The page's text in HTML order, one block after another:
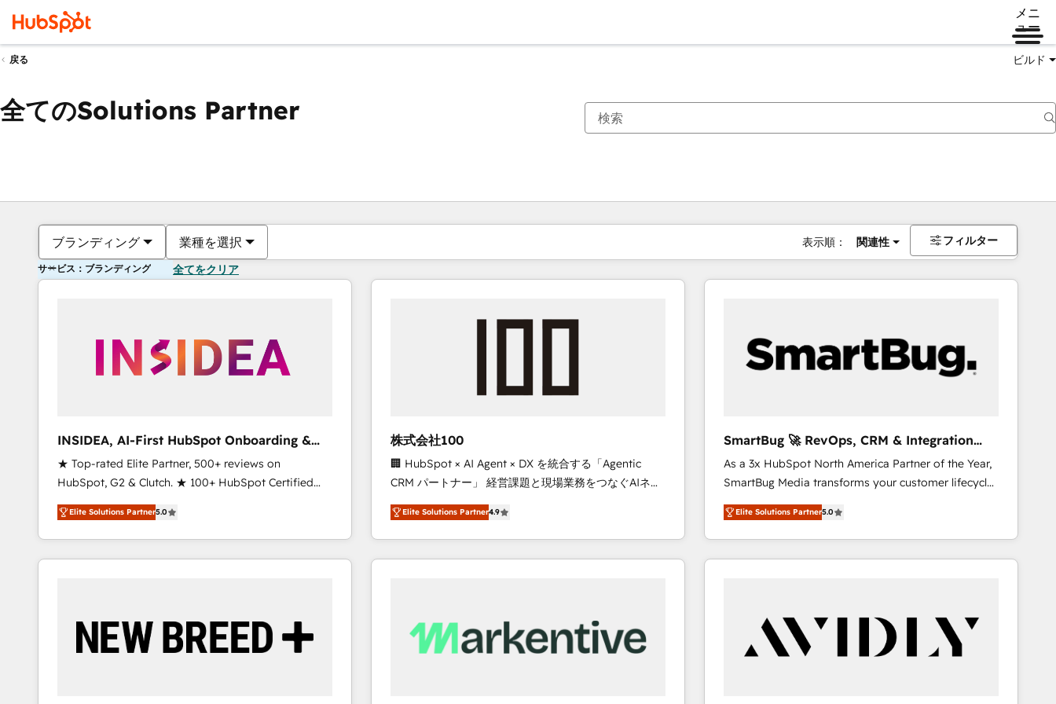
メニ
ュー
戻る ビルド
全てのSolutions Partner
ブランディング 業種を選択 表示順： 関連性 フィルター
サービス：ブランディング 全てをクリア
INSIDEA, AI-First HubSpot Onboarding &
RevOps
★ Top-rated Elite Partner, 500+ reviews on
HubSpot, G2 & Clutch. ★ 100+ HubSpot Certified
Experts & Trainers across the team ★ 1,500+
implementations across five continents ★ AI-First,
RevOps-led, Onboarding obsessed ★ Company of
the Year 2024/25 INSIDEA helps growing companies
your time zone. What we do ➤ Onboarding: Live in
weeks, with workflows built around your business,
Elite Solutions Partner5.0
株式会社100
🏢 HubSpot × AI Agent × DX を統合する「Agentic
CRM パートナー」 経営課題と現場業務をつなぐAIネイ
ティブ・エージェンシーとして、HubSpot Eliteの実装
力で顧客フロント業務を再設計します。 💡 100inc は何
をする会社か？ HubSpotを共通基盤に、AIエージェン
トを組み込んだ顧客フロント業務（マーケティング・営
を、CRMを軸とした全社共通基盤に再構築します。意
思決定者・PMO・現場担当者に並走します。 1️⃣
Elite Solutions Partner4.9
SmartBug 🚀 RevOps, CRM & Integration
Experts
As a 3x HubSpot North America Partner of the Year,
SmartBug Media transforms your customer lifecycle
into a revenue engine. Our unified ecosystem
includes specialized divisions Globalia (AI &
Software) and Point Success Media (Paid Media),
making this the official home for all three brands. 🔄
technical development team. - 19 HubSpot-certified
trainers to drive platform adoption. 📈 Revenue
Generation - Full-funnel marketing and high-
Elite Solutions Partner5.0
現在の場所ページ
ページページページページページページページページページページ